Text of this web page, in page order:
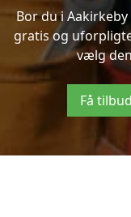
Bor du i
gratis og
vælg
Få